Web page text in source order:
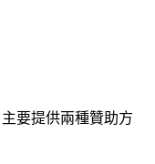
要提供兩種贊助方